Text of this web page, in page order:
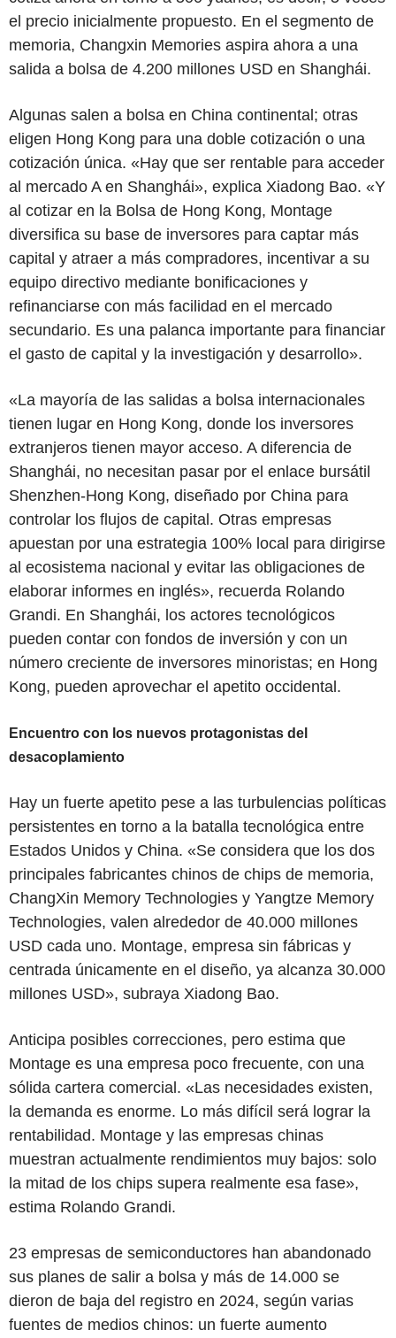
el precio inicialmente propuesto. En el segmento de
memoria, Changxin Memories aspira ahora a una
salida a bolsa de 4.200 millones USD en Shanghái.
Algunas salen a bolsa en China continental; otras
eligen Hong Kong para una doble cotización o una
cotización única. «Hay que ser rentable para acceder
al mercado A en Shanghái», explica Xiadong Bao. «Y
al cotizar en la Bolsa de Hong Kong, Montage
diversifica su base de inversores para captar más
capital y atraer a más compradores, incentivar a su
equipo directivo mediante bonificaciones y
refinanciarse con más facilidad en el mercado
secundario. Es una palanca importante para financiar
el gasto de capital y la investigación y desarrollo».
«La mayoría de las salidas a bolsa internacionales
tienen lugar en Hong Kong, donde los inversores
extranjeros tienen mayor acceso. A diferencia de
Shanghái, no necesitan pasar por el enlace bursátil
Shenzhen-Hong Kong, diseñado por China para
controlar los flujos de capital. Otras empresas
apuestan por una estrategia 100% local para dirigirse
al ecosistema nacional y evitar las obligaciones de
elaborar informes en inglés», recuerda Rolando
Grandi. En Shanghái, los actores tecnológicos
pueden contar con fondos de inversión y con un
número creciente de inversores minoristas; en Hong
Kong, pueden aprovechar el apetito occidental.
Encuentro con los nuevos protagonistas del
desacoplamiento
Hay un fuerte apetito pese a las turbulencias políticas
persistentes en torno a la batalla tecnológica entre
Estados Unidos y China. «Se considera que los dos
principales fabricantes chinos de chips de memoria,
ChangXin Memory Technologies y Yangtze Memory
Technologies, valen alrededor de 40.000 millones
USD cada uno. Montage, empresa sin fábricas y
centrada únicamente en el diseño, ya alcanza 30.000
millones USD», subraya Xiadong Bao.
Anticipa posibles correcciones, pero estima que
Montage es una empresa poco frecuente, con una
sólida cartera comercial. «Las necesidades existen,
la demanda es enorme. Lo más difícil será lograr la
rentabilidad. Montage y las empresas chinas
muestran actualmente rendimientos muy bajos: solo
la mitad de los chips supera realmente esa fase»,
estima Rolando Grandi.
23 empresas de semiconductores han abandonado
sus planes de salir a bolsa y más de 14.000 se
dieron de baja del registro en 2024, según varias
fuentes de medios chinos: un fuerte aumento